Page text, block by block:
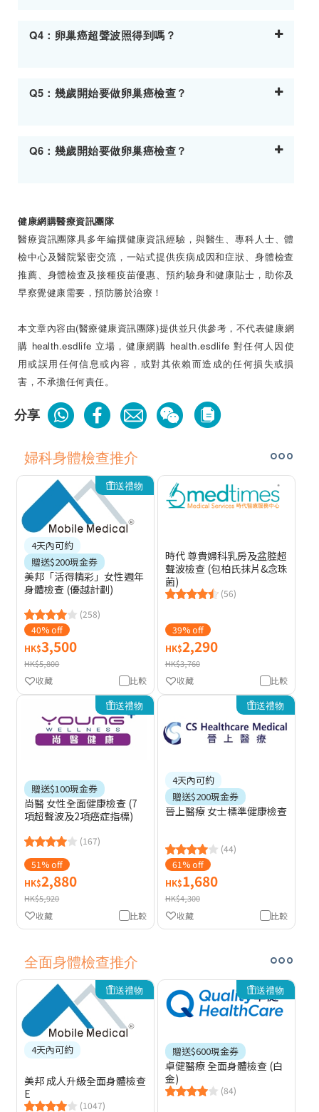
Q4：卵巢癌超聲波照得到嗎？
Q5：幾歲開始要做卵巢癌檢查？
Q6：幾歲開始要做卵巢癌檢查？
健康網購醫療資訊團隊
醫療資訊團隊具多年編撰健康資訊經驗，與醫生、專科人士、體
檢中心及醫院緊密交流，一站式提供疾病成因和症狀、身體檢查
推薦、身體檢查及接種疫苗優惠、預約驗身和健康貼士，助你及
早察覺健康需要，預防勝於治療！
本文章內容由(醫療健康資訊團隊)提供並只供參考，不代表健康網
購 health.esdlife 立場，健康網購 health.esdlife 對任何人因使
用或誤用任何信息或內容，或對其依賴而造成的任何損失或損
害，不承擔任何責任。
分享
婦科身體檢查推介
送禮物
4天內可約
贈送$200現金券
美邦「活得精彩」女性週年
身體檢查 (優越計劃)
(258)
40% off
HK$3,500
HK$5,800
比較
收藏
時代 尊貴婦科乳房及盆腔超
聲波檢查 (包柏氏抹片&念珠
菌)
(56)
39% off
HK$2,290
HK$3,760
比較
收藏
送禮物
贈送$100現金券
尚醫 女性全面健康檢查 (7
項超聲波及2項癌症指標)
(167)
51% off
HK$2,880
HK$5,920
比較
收藏
送禮物
4天內可約
贈送$200現金券
晉上醫療 女士標準健康檢查
(44)
61% off
HK$1,680
HK$4,300
比較
收藏
全面身體檢查推介
送禮物
4天內可約
美邦 成人升級全面身體檢查
E
(1047)
送禮物
贈送$600現金券
卓健醫療 全面身體檢查 (白
金)
(84)